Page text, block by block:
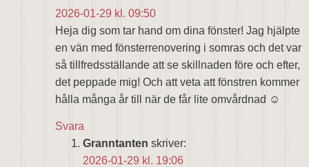
2026-01-29 kl. 09:50
Heja dig som tar hand om dina fönster! Jag hjälpte
en vän med fönsterrenovering i somras och det var
så tillfredsställande att se skillnaden före och efter,
det peppade mig! Och att veta att fönstren kommer
hålla många år till när de får lite omvårdnad ☺️
Svara
Granntanten skriver:
2026-01-29 kl. 19:06